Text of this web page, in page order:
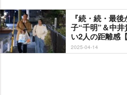
『続・続・最
子“千明”＆中
い2人の距離感
2025-04-14